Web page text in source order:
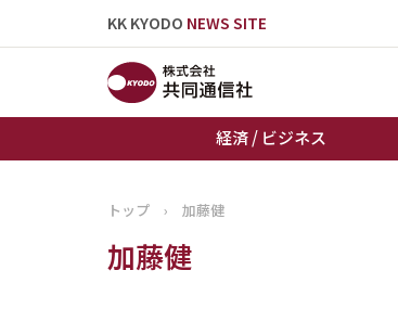
KK KYODO NEWS SITE
経済 / ビジネス
トップページ
トップ › 加藤健
加藤健